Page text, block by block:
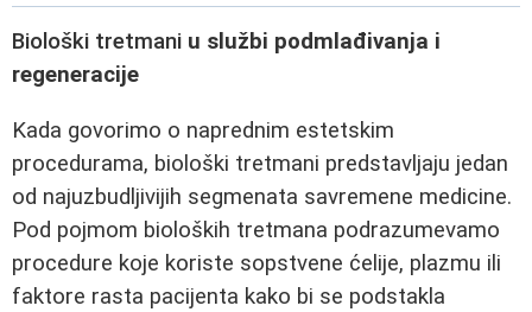
Biološki tretmani u službi podmlađivanja i
regeneracije
Kada govorimo o naprednim estetskim
procedurama, biološki tretmani predstavljaju jedan
od najuzbudljivijih segmenata savremene medicine.
Pod pojmom bioloških tretmana podrazumevamo
procedure koje koriste sopstvene ćelije, plazmu ili
faktore rasta pacijenta kako bi se podstakla